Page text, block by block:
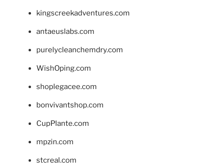
kingscreekadventures.com
antaeuslabs.com
purelycleanchemdry.com
WishOping.com
shoplegacee.com
bonvivantshop.com
CupPlante.com
mpzin.com
stcreal.com